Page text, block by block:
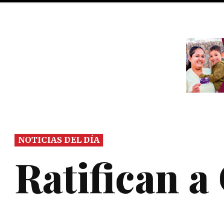
NOTICIAS DEL DÍA
Ratifican a